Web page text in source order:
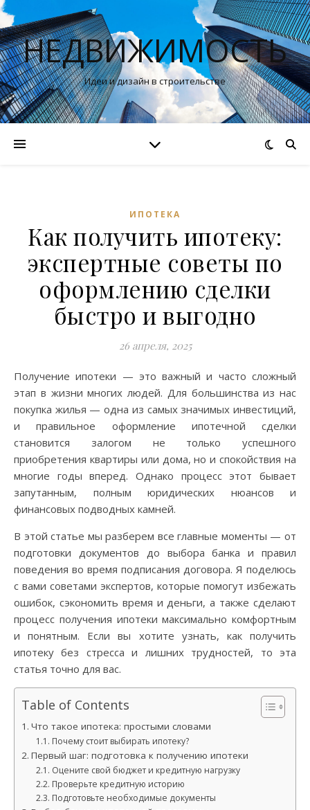
НЕДВИЖИМОСТЬ
Идеи и дизайн в строительстве
ИПОТЕКА
Как получить ипотеку:
экспертные советы по
оформлению сделки
быстро и выгодно
26 апреля, 2025
Получение ипотеки — это важный и часто сложный
этап в жизни многих людей. Для большинства из нас
покупка жилья — одна из самых значимых инвестиций,
и правильное оформление ипотечной сделки
становится залогом не только успешного
приобретения квартиры или дома, но и спокойствия на
многие годы вперед. Однако процесс этот бывает
запутанным, полным юридических нюансов и
финансовых подводных камней.
В этой статье мы разберем все главные моменты — от
подготовки документов до выбора банка и правил
поведения во время подписания договора. Я поделюсь
с вами советами экспертов, которые помогут избежать
ошибок, сэкономить время и деньги, а также сделают
процесс получения ипотеки максимально комфортным
и понятным. Если вы хотите узнать, как получить
ипотеку без стресса и лишних трудностей, то эта
статья точно для вас.
Table of Contents
Что такое ипотека: простыми словами
Почему стоит выбирать ипотеку?
Первый шаг: подготовка к получению ипотеки
Оцените свой бюджет и кредитную нагрузку
Проверьте кредитную историю
Подготовьте необходимые документы